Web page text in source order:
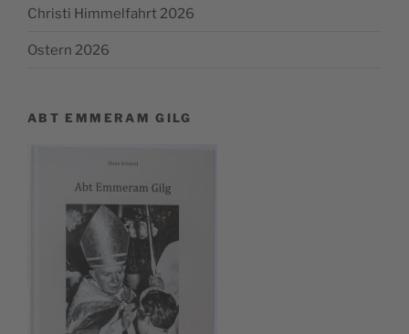
Christi Himmelfahrt 2026
Ostern 2026
ABT EMMERAM GILG